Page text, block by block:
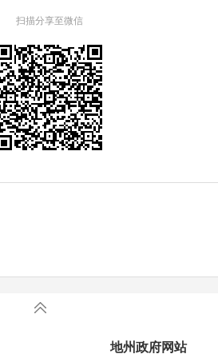
扫描分享至微信
地州政府网站